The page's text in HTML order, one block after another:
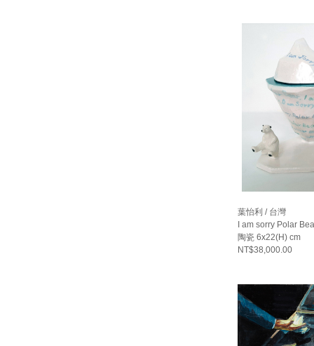
葉怡利 / 台灣
I am sorry Polar
陶瓷 6x22(H) cm
NT$38,000.00